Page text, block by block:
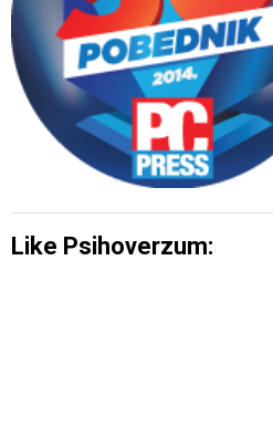
Like Psihoverzum: